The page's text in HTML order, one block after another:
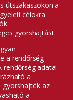
útszakaszokon a
célokra
gyorshajtást.
a rendőrség
rendőrség adatai
a
gyorshajtók az
a